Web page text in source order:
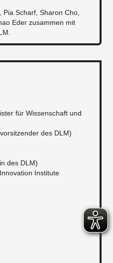
Scharf, Sharon Cho,
Eder zusammen mit
für Wissenschaft und
des DLM)
des DLM)
Institute